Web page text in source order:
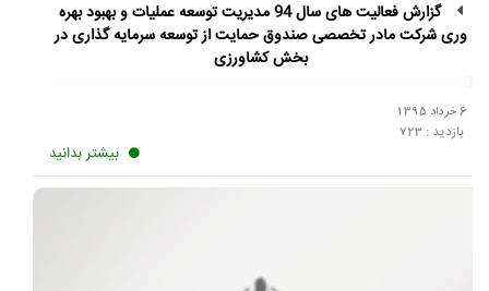
گزارش فعالیت های سال 94 مدیریت توسعه عملیات و بهبود بهره
وری شرکت مادر تخصصی صندوق حمایت از توسعه سرمایه گذاری در
بخش کشاورزی
بازدید :723
بیشتر بدانید